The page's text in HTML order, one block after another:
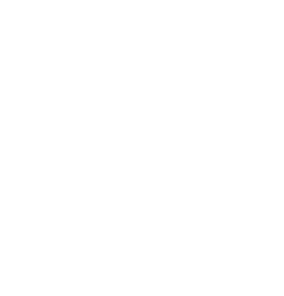
per l’elaborazione dei
bonifico internazionale.
casi, le banche preferiscono
termina con XXX,
che non gestisce il
annullare la transazione.